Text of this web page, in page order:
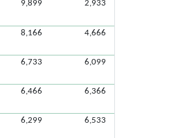
9,899 2,933
8,166 4,666
6,733 6,099
6,466 6,366
6,299 6,533